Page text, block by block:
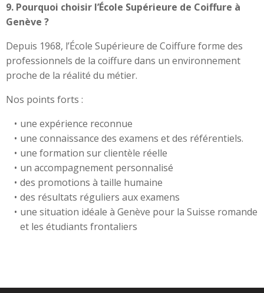
9. Pourquoi choisir l’École Supérieure de Coiffure à
Genève ?
Depuis 1968, l’École Supérieure de Coiffure forme des
professionnels de la coiffure dans un environnement
proche de la réalité du métier.
Nos points forts :
une expérience reconnue
une connaissance des examens et des référentiels.
une formation sur clientèle réelle
un accompagnement personnalisé
des promotions à taille humaine
des résultats réguliers aux examens
une situation idéale à Genève pour la Suisse romande
et les étudiants frontaliers